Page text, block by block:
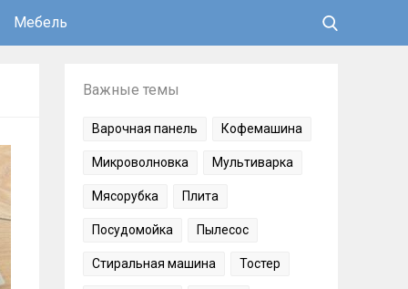
Мебель
Важные темы
Варочная панель Кофемашина
Микроволновка Мультиварка
Мясорубка Плита
Посудомойка Пылесос
Стиральная машина Тостер